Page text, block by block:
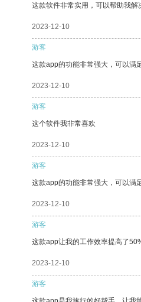
这款软件非常实用，可以帮助我解
2023-12-10
游客
这款app的功能非常强大，可以满
2023-12-10
游客
这个软件我非常喜欢
2023-12-10
游客
这款app的功能非常强大，可以满
2023-12-10
游客
这款app让我的工作效率提高了
2023-12-10
游客